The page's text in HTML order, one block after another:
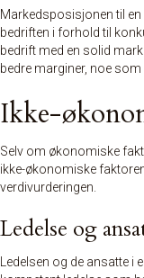
Markedsposisjonen til
bedriften i forhold til
bedrift med en solid
bedre marginer, noe som
Ikke-
Selv om økonomiske
ikke-økonomiske
verdivurderingen.
Ledelse og
Ledelsen og de ansatte